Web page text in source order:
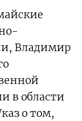
Владимир
в области
о том,